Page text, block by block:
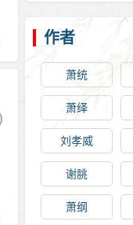
作者
萧统
萧绎
刘孝威
谢朓
萧纲